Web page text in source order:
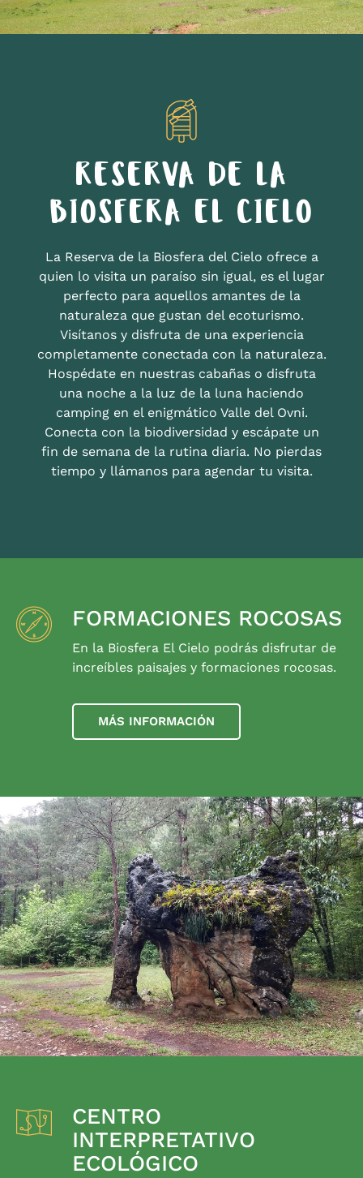
RESERVA DE LA
BIOSFERA EL CIELO
La Reserva de la Biosfera del Cielo ofrece a
quien lo visita un paraíso sin igual, es el lugar
perfecto para aquellos amantes de la
naturaleza que gustan del ecoturismo.
Visítanos y disfruta de una experiencia
completamente conectada con la naturaleza.
Hospédate en nuestras cabañas o disfruta
una noche a la luz de la luna haciendo
camping en el enigmático Valle del Ovni.
Conecta con la biodiversidad y escápate un
fin de semana de la rutina diaria. No pierdas
tiempo y llámanos para agendar tu visita.
FORMACIONES ROCOSAS
En la Biosfera El Cielo podrás disfrutar de
increíbles paisajes y formaciones rocosas.
MÁS INFORMACIÓN
CENTRO
INTERPRETATIVO
ECOLÓGICO